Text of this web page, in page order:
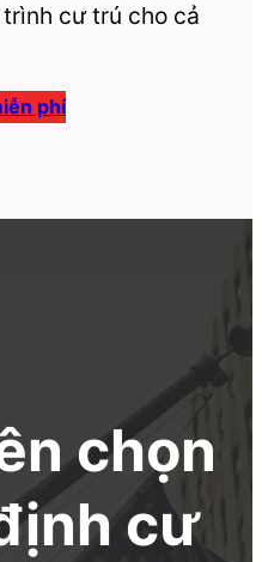
cư trú cho cả
phí
chọn
cư